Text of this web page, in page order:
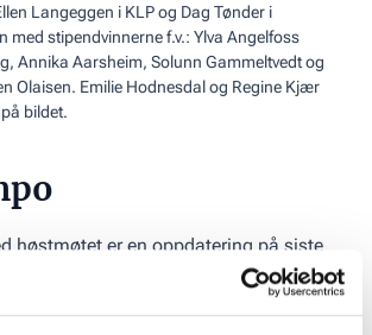
Langeggen i KLP og Dag Tønder i
med stipendvinnerne f.v.: Ylva Angelfoss
Annika Aarsheim, Solunn Gammeltvedt og
Olaisen. Emilie Hodnesdal og Regine Kjær
bildet.
høstmøtet er en oppdatering på siste
Tone Tellevik Dahl. Hun viste til den
til boligpolitikken som har stått på